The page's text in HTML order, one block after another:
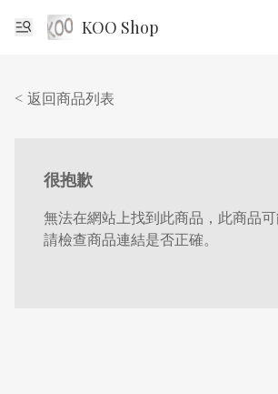
KOO Shop
< 返回商品列表
很抱歉
無法在網站上找到此商品，此商品可
請檢查商品連結是否正確。